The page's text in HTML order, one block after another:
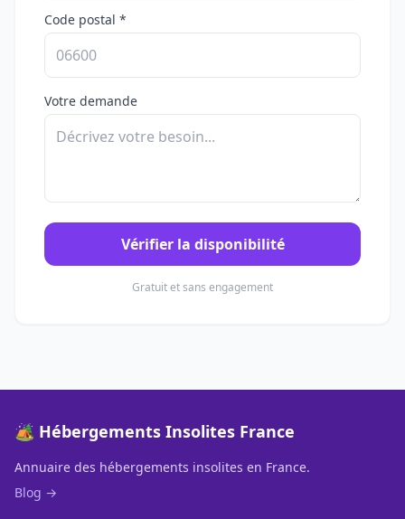
Code postal *
Votre demande
Vérifier la disponibilité
Gratuit et sans engagement
🏕️ Hébergements Insolites France
Annuaire des hébergements insolites en France.
Blog →